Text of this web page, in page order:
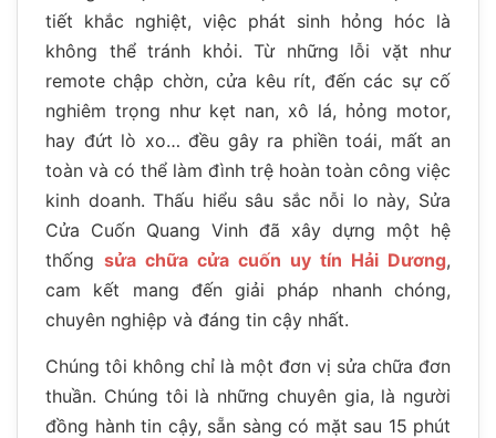
tiết khắc nghiệt, việc phát sinh hỏng hóc là
không thể tránh khỏi. Từ những lỗi vặt như
remote chập chờn, cửa kêu rít, đến các sự cố
nghiêm trọng như kẹt nan, xô lá, hỏng motor,
hay đứt lò xo… đều gây ra phiền toái, mất an
toàn và có thể làm đình trệ hoàn toàn công việc
kinh doanh. Thấu hiểu sâu sắc nỗi lo này, Sửa
Cửa Cuốn Quang Vinh đã xây dựng một hệ
thống sửa chữa cửa cuốn uy tín Hải Dương,
cam kết mang đến giải pháp nhanh chóng,
chuyên nghiệp và đáng tin cậy nhất.
Chúng tôi không chỉ là một đơn vị sửa chữa đơn
thuần. Chúng tôi là những chuyên gia, là người
đồng hành tin cậy, sẵn sàng có mặt sau 15 phút